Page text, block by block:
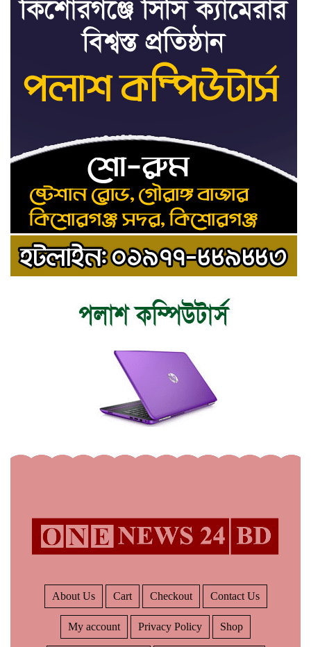
৮
প্রত্যক্ষদর্শীদের তথ্য দেয়নি জাতিসংঘ:
ট্রাইব্যুনালকে প্রসিকিউটর
৯
তাড়াইলে রাউতি মানবসেবা ফাউন্ডেশনের
আয়োজনে কাফন-দাফন বিষয়ক বিশেষ
প্রশিক্ষণ কর্মশালা
About Us Cart Checkout Contact Us
My account Privacy Policy Shop